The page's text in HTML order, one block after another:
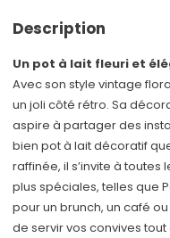
Description
Un pot à lait fleuri et
Avec son style vintage
un joli côté rétro. Sa
aspire à partager des
bien pot à lait décoratif
raffinée, il s’invite à
plus spéciales, telles que
pour un brunch, un café
de servir vos convives